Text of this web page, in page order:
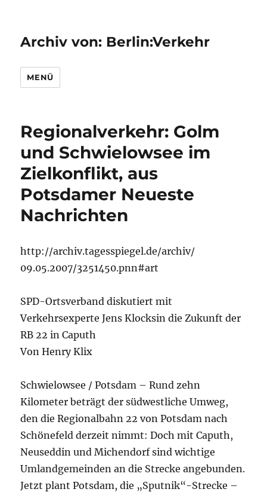
Archiv von: Berlin:Verkehr
MENÜ
Regionalverkehr: Golm
und Schwielowsee im
Zielkonflikt, aus
Potsdamer Neueste
Nachrichten
http://archiv.tagesspiegel.de/archiv/
09.05.2007/3251450.pnn#art
SPD-Ortsverband diskutiert mit
Verkehrsexperte Jens Klocksin die Zukunft der
RB 22 in Caputh
Von Henry Klix
Schwielowsee / Potsdam – Rund zehn
Kilometer beträgt der südwestliche Umweg,
den die Regionalbahn 22 von Potsdam nach
Schönefeld derzeit nimmt: Doch mit Caputh,
Neuseddin und Michendorf sind wichtige
Umlandgemeinden an die Strecke angebunden.
Jetzt plant Potsdam, die „Sputnik“-Strecke –